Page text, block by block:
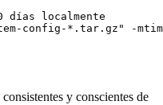
días localmente
y conscientes de